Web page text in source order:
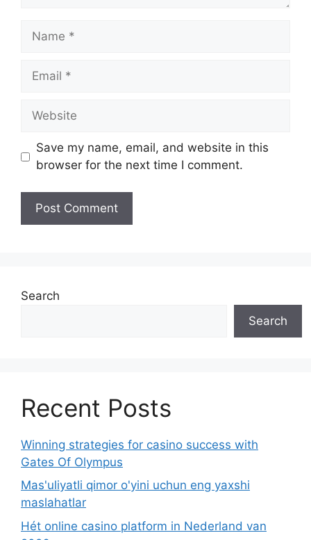
Name
Email
Website
Save my name, email, and website in this
browser for the next time I comment.
Search
Search
Recent Posts
Winning strategies for casino success with
Gates Of Olympus
Mas'uliyatli qimor o'yini uchun eng yaxshi
maslahatlar
Hét online casino platform in Nederland van